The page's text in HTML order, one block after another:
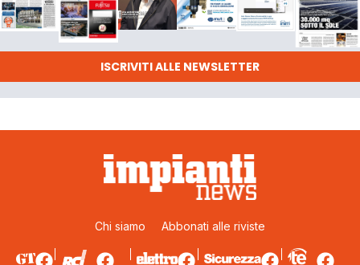
ISCRIVITI ALLE NEWSLETTER
Chi siamo Abbonati alle riviste